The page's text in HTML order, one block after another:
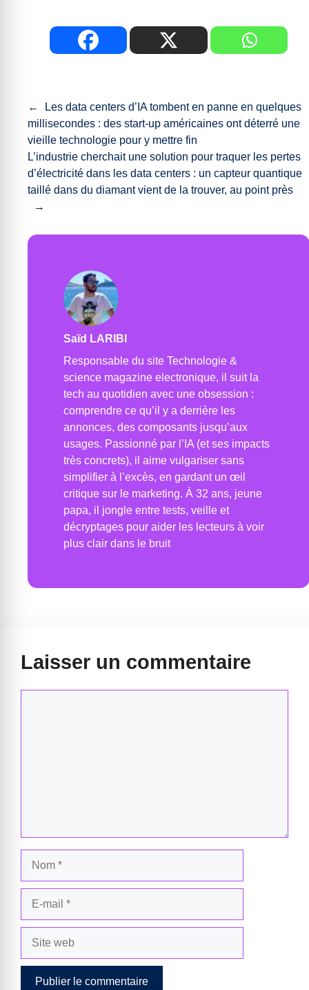
←
Les data centers d’IA tombent en panne en quelques
millisecondes : des start-up américaines ont déterré une
vieille technologie pour y mettre fin
L’industrie cherchait une solution pour traquer les pertes
d’électricité dans les data centers : un capteur quantique
taillé dans du diamant vient de la trouver, au point près
→
Saïd LARIBI
Responsable du site Technologie &
science magazine electronique, il suit la
tech au quotidien avec une obsession :
comprendre ce qu’il y a derrière les
annonces, des composants jusqu’aux
usages. Passionné par l’IA (et ses impacts
très concrets), il aime vulgariser sans
simplifier à l’excès, en gardant un œil
critique sur le marketing. À 32 ans, jeune
papa, il jongle entre tests, veille et
décryptages pour aider les lecteurs à voir
plus clair dans le bruit
Laisser un commentaire